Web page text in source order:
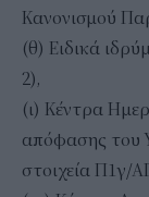
Κανονισμού
(θ) Ειδικά
2),
(ι) Κέντρα
απόφασης του
στοιχεία Π1γ/